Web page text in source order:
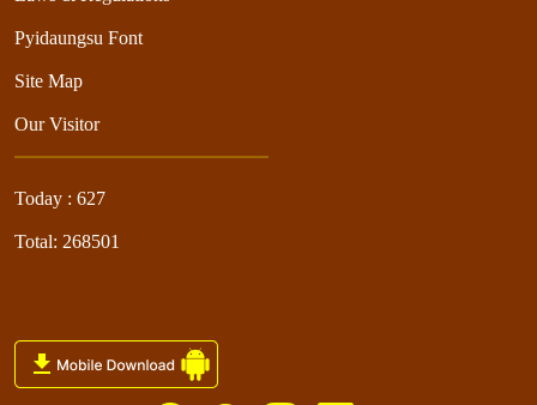
Pyidaungsu Font
Site Map
Our Visitor
Today : 627
Total: 268501